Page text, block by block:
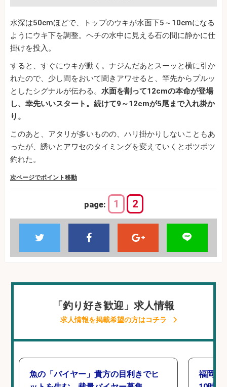
水深は50cmほどで、トップのウキが水面下5～10cmになる
ようにウキ下を調整。ヘチの水中に見える石の間に静かに仕
掛けを投入。
すると、すぐにウキが動く。ナジんだあとスーッと横に引か
れたので、少し間をおいて聞きアワせると、竿先からプルッ
としたシグナルが伝わる。 水面を割って12cmの本命が登場
し、幸先いいスタート。続けて9～12cmが5尾まで入れ掛か
り。
このあと、アタリが多いものの、ハリ掛かりしないこともあ
ったが、誘いとアワセのタイミングを変えていくとポツポツ
釣れた。
次ページでポイント移動
page: 1 2
「釣り好き歓迎」求人情報
求人情報を掲載希望の方はコチラ
魚の「バイヤー」貴方の目利きでヒ
福岡「